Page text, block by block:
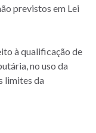
previstos em Lei
à qualificação de
no uso da
limites da